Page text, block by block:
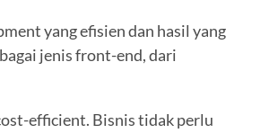
yang efisien dan hasil yang
jenis front-end, dari
efficient. Bisnis tidak perlu